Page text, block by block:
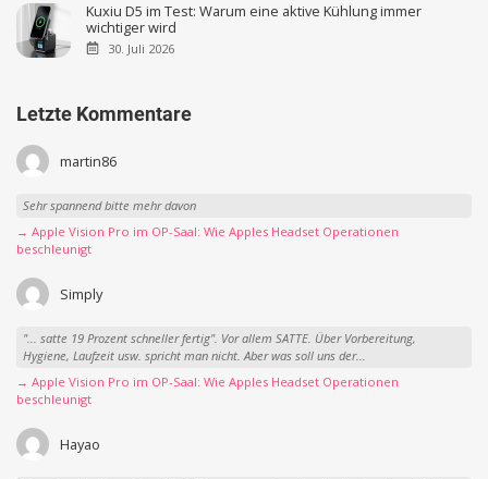
Kuxiu D5 im Test: Warum eine aktive Kühlung immer
wichtiger wird
30. Juli 2026
Letzte Kommentare
martin86
Sehr spannend bitte mehr davon
→ Apple Vision Pro im OP-Saal: Wie Apples Headset Operationen
beschleunigt
Simply
"... satte 19 Prozent schneller fertig". Vor allem SATTE. Über Vorbereitung,
Hygiene, Laufzeit usw. spricht man nicht. Aber was soll uns der...
→ Apple Vision Pro im OP-Saal: Wie Apples Headset Operationen
beschleunigt
Hayao